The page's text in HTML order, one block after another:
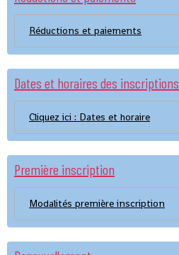
Réductions et paiements
Dates et horaires des inscriptions
Cliquez ici : Dates et horaire
Première inscription
Modalités première inscription